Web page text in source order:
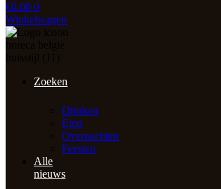
€0.00 0
Winkelwagen
Zoeken
Drinken
Eten
Overnachten
Feesten
Alle
nieuws